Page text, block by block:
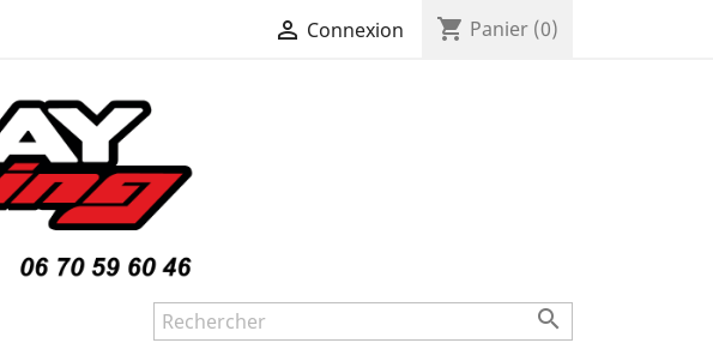
 Connexion shopping_cart Panier (0)
